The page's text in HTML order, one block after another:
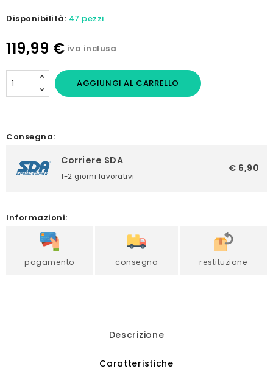
Disponibilità: 47 pezzi
119,99 € iva inclusa
AGGIUNGI AL CARRELLO
Consegna:
Corriere SDA
1-2 giorni lavorativi
€ 6,90
Informazioni:
pagamento consegna restituzione
Descrizione
Caratteristiche